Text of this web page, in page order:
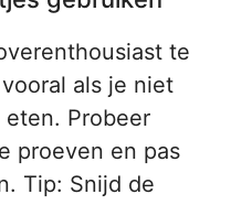
te
als je niet
Probeer
proeven en pas
Tip: Snijd de